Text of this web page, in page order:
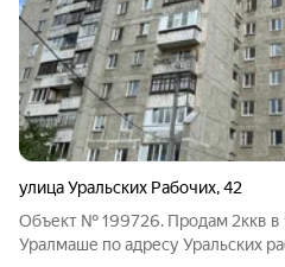
улица Уральских Рабочих,42
Объект № 199726. Продам 2ккв в
Уралмаше по адресу Уральских